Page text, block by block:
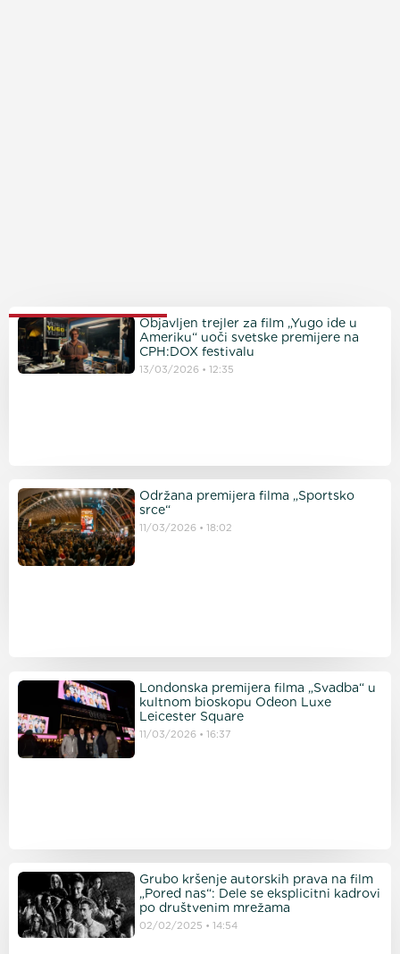
PROČITAJTE JOŠObjavljen trejler za film „Yugo ide u
Ameriku“ uoči svetske premijere na
CPH:DOX festivalu
13/03/2026 12:35
Održana premijera filma „Sportsko
srce“
11/03/2026 18:02
Londonska premijera filma „Svadba“ u
kultnom bioskopu Odeon Luxe
Leicester Square
11/03/2026 16:37
Grubo kršenje autorskih prava na film
„Pored nas“: Dele se eksplicitni kadrovi
po društvenim mrežama
02/02/2025 14:54